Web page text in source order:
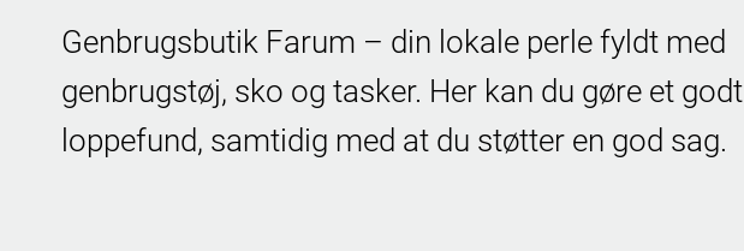
Genbrugsbutik Farum – din lokale perle fyldt med
genbrugstøj, sko og tasker. Her kan du gøre et godt
loppefund, samtidig med at du støtter en god sag.